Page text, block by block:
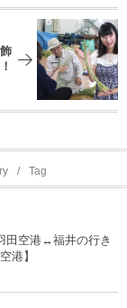
Tag
田空港↔︎福井の行き
港】